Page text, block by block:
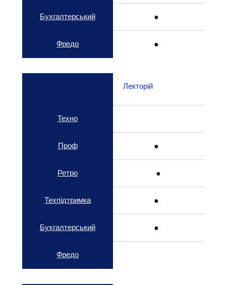
Бухгалтерський ●
Фредо ●
Лекторій
Техно
Проф ●
Ретро ●
Техпідтримка ●
Бухгалтерський ●
Фредо